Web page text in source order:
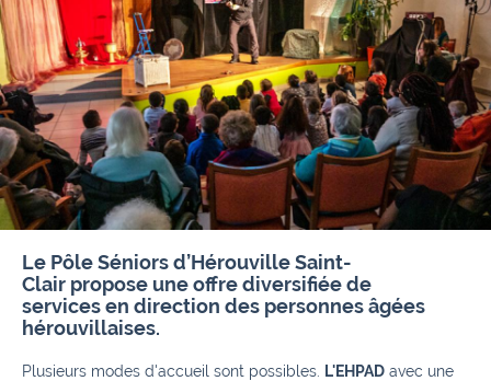
Le Pôle Séniorsd’Hérouville Saint-
Clair propose une offre diversifiée de
servicesen direction des personnes âgées
hérouvillaises.
Plusieurs modes d'accueil sont possibles. L'EHPAD avec une